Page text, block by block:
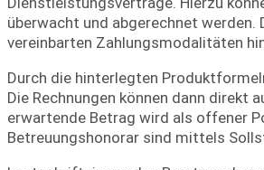
überwacht und abgerechnet werden.
vereinbarten Zahlungsmodalitäten
Durch die hinterlegten
Die Rechnungen können dann direkt
erwartende Betrag wird als offener
Betreuungshonorar sind mittels